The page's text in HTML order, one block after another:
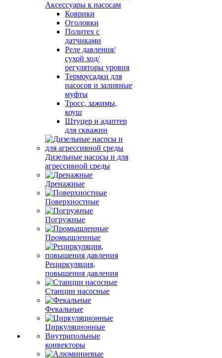
Аксессуары к насосам
Коврики
Оголовки
Политех с
датчиками
Реле давления/
сухой ход/
регуляторы уровня
Термоусадки для
насосов и заливные
муфты
Тросс, зажимы,
коуш
Штуцер и адаптер
для скважин
Дизельные насосы и для
агрессивной среды
Дренажные
Поверхностные
Погружные
Промышленные
Рециркуляция,
повышения давления
Станции насосные
Фекальные
Циркуляционные
Внутрипольные
конвекторы